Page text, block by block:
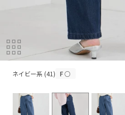
ネイビー系 (41) F○